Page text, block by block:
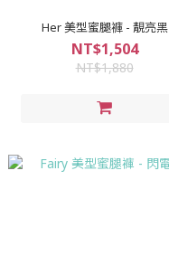
Her 美型蜜腿褲 - 靚亮黑
NT$1,504
NT$1,880